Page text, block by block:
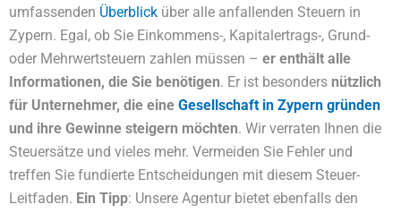
umfassenden Überblick über alle anfallenden Steuern in
Zypern. Egal, ob Sie Einkommens-, Kapitalertrags-, Grund-
oder Mehrwertsteuern zahlen müssen – er enthält alle
Informationen, die Sie benötigen. Er ist besonders nützlich
für Unternehmer, die eine Gesellschaft in Zypern gründen
und ihre Gewinne steigern möchten. Wir verraten Ihnen die
Steuersätze und vieles mehr. Vermeiden Sie Fehler und
treffen Sie fundierte Entscheidungen mit diesem Steuer-
Leitfaden. Ein Tipp: Unsere Agentur bietet ebenfalls den